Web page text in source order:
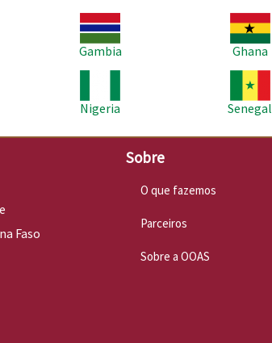
Imagem
Gambia
Imagem
Ghana
Nigeria
Senegal
Faso
Sobre
O que fazemos
Parceiros
Sobre a OOAS